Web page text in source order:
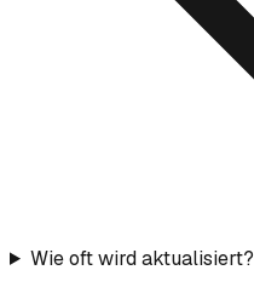
Wie oft wird aktualisiert?